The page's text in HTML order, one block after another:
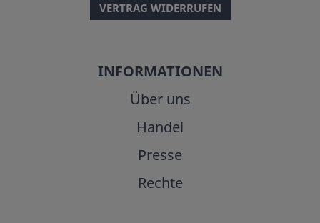
VERTRAG WIDERRUFEN
INFORMATIONEN
Über uns
Handel
Presse
Rechte